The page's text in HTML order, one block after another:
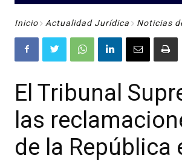
Inicio Actualidad Jurídica Noticias
El Tribunal
las
de la República